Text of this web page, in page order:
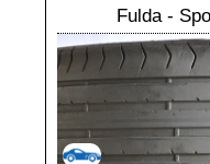
Fulda -